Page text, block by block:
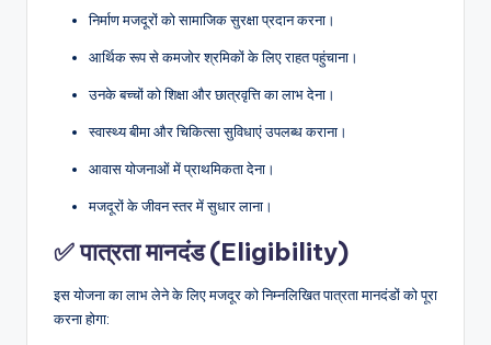
निर्माण मजदूरों को सामाजिक सुरक्षा प्रदान करना।
आर्थिक रूप से कमजोर श्रमिकों के लिए राहत पहुंचाना।
उनके बच्चों को शिक्षा और छात्रवृत्ति का लाभ देना।
स्वास्थ्य बीमा और चिकित्सा सुविधाएं उपलब्ध कराना।
आवास योजनाओं में प्राथमिकता देना।
मजदूरों के जीवन स्तर में सुधार लाना।
✅ पात्रता मानदंड (Eligibility)
इस योजना का लाभ लेने के लिए मजदूर को निम्नलिखित पात्रता मानदंडों को पूरा
करना होगा: